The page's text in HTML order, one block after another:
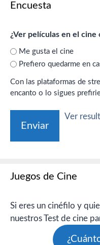
Encuesta
¿Ver películas en el cine
Me gusta el cine
Prefiero quedarme en
Con las plataformas de streaming, ¿ha
encanto o lo sigues
Ver
Juegos de Cine
Si eres un cinéfilo y
nuestros Test de cine